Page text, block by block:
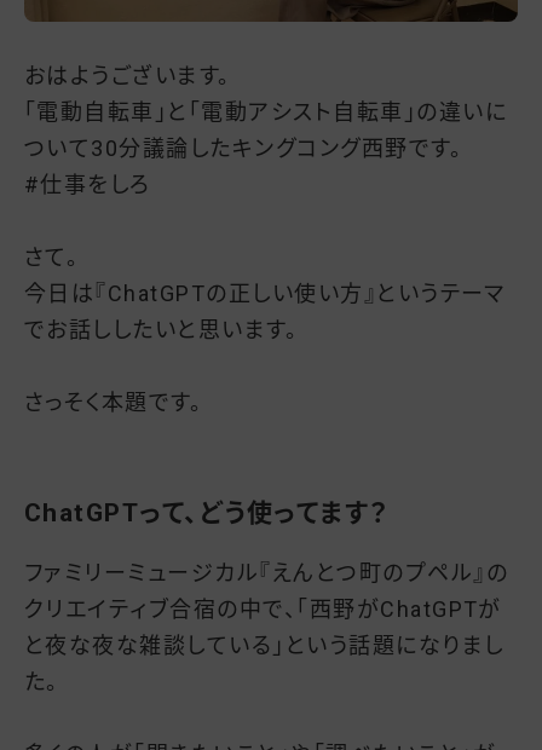
おはようございます。
「電動自転車」と「電動アシスト自転車」の違いに
ついて30分議論したキングコング西野です。
#仕事をしろ
さて。
今日は『ChatGPTの正しい使い方』というテーマ
でお話ししたいと思います。
さっそく本題です。
ChatGPTって、どう使ってます？
ファミリーミュージカル『えんとつ町のプペル』の
クリエイティブ合宿の中で、「西野がChatGPTが
と夜な夜な雑談している」という話題になりまし
た。